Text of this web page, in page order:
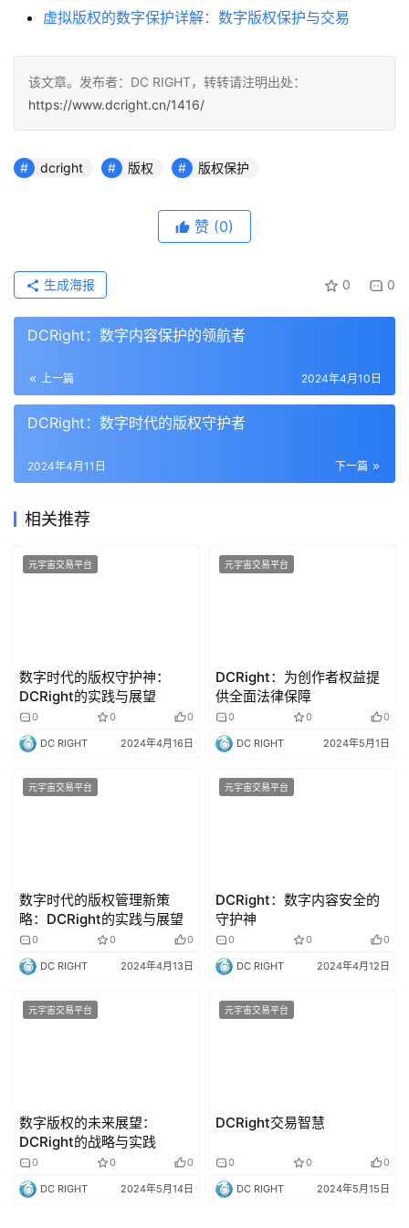
虚拟版权的数字保护详解：数字版权保护与交易
该文章。发布者：DC RIGHT，转转请注明出处：
https://www.dcright.cn/1416/
dcright 版权 版权保护
赞 (0)
0 0
生成海报
DCRight：数字内容保护的领航者
上一篇 2024年4月10日
DCRight：数字时代的版权守护者
下一篇
2024年4月11日
相关推荐
元宇宙交易平台
数字时代的版权守护神：
DCRight的实践与展望
0 0 0
DC RIGHT 2024年4月16日
元宇宙交易平台
DCRight：为创作者权益提
供全面法律保障
0 0 0
DC RIGHT 2024年5月1日
元宇宙交易平台
数字时代的版权管理新策
略：DCRight的实践与展望
0 0 0
DC RIGHT 2024年4月13日
元宇宙交易平台
DCRight：数字内容安全的
守护神
0 0 0
DC RIGHT 2024年4月12日
元宇宙交易平台
数字版权的未来展望：
DCRight的战略与实践
0 0 0
DC RIGHT 2024年5月14日
元宇宙交易平台
DCRight交易智慧
0 0 0
DC RIGHT 2024年5月15日